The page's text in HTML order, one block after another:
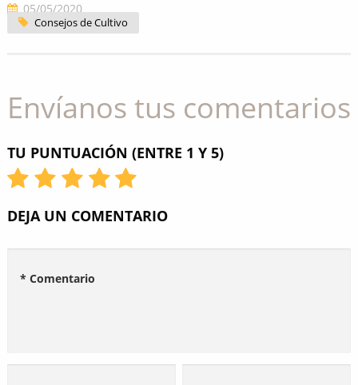
05/05/2020
Consejos de Cultivo
Envíanos tus comentarios
TU PUNTUACIÓN (ENTRE 1 Y 5)
DEJA UN COMENTARIO
* Comentario